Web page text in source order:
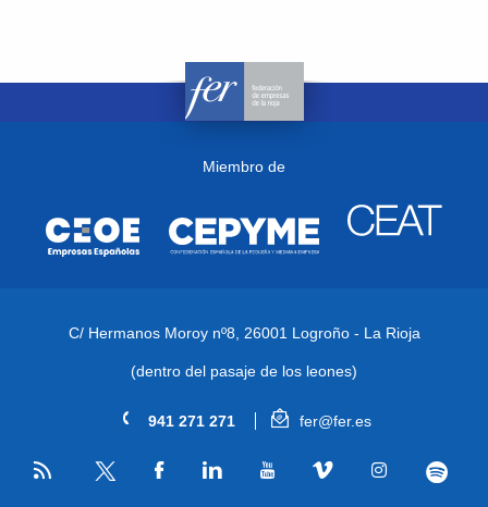
Miembro de
C/ Hermanos Moroy nº8, 26001 Logroño - La Rioja
(dentro del pasaje de los leones)
941 271 271 fer@fer.es
RSS